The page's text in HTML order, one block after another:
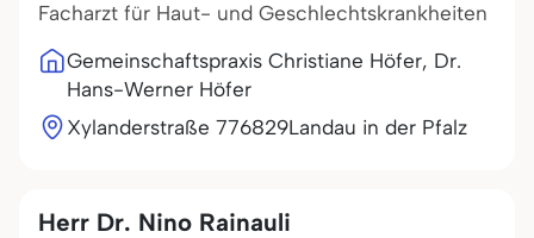
Facharzt für Haut- und Geschlechtskrankheiten
Gemeinschaftspraxis Christiane Höfer, Dr.
Hans-Werner Höfer
Xylanderstraße 776829Landau in der Pfalz
Herr Dr. Nino Rainauli